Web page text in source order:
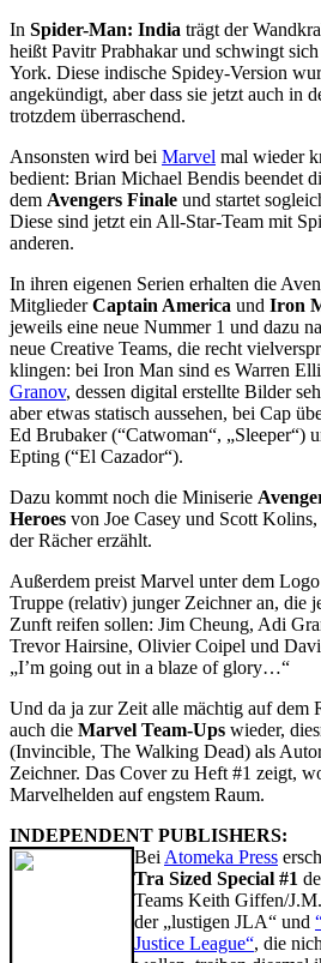
In Spider-Man: India trägt der
heißt Pavitr Prabhakar und schwingt
York. Diese indische Spidey-Version
angekündigt, aber dass sie jetzt auch in
trotzdem überraschend.
Ansonsten wird bei Marvel mal wieder
bedient: Brian Michael Bendis beendet
dem Avengers Finale und startet
Diese sind jetzt ein All-Star-Team mit
anderen.
In ihren eigenen Serien erhalten die
MitgliederCaptain America und Iron
jeweils eine neue Nummer 1 und dazu
neue Creative Teams, die recht
klingen: bei Iron Man sind es Warren
Granov, dessen digital erstellte Bilder
aber etwas statisch aussehen, bei Cap
Ed Brubaker (“Catwoman“, „Sleeper“)
Epting (“El Cazador“).
Dazu kommt noch die Miniserie
Heroes von Joe Casey und Scott
der Rächer erzählt.
Außerdem preist Marvel unter dem
Truppe (relativ) junger Zeichner an, die
Zunft reifen sollen: Jim Cheung, Adi
Trevor Hairsine, Olivier Coipel und
„I’m going out in a blaze of glory…“
Und da ja zur Zeit alle mächtig auf dem
auch die Marvel Team-Ups wieder,
(Invincible, The Walking Dead) als
Zeichner. Das Cover zu Heft #1 zeigt,
Marvelhelden auf engstem Raum.
INDEPENDENT PUBLISHERS:
Bei Atomeka Press
Tra Sized Special #1
Teams Keith Giffen/
der „lustigen JLA“ und
Justice League“, die